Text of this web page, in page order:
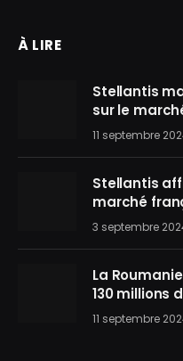
À LIRE
Stellantis
sur le
11 septembre
Stellantis
marché
3 septembre
La
130 millions
11 septembre